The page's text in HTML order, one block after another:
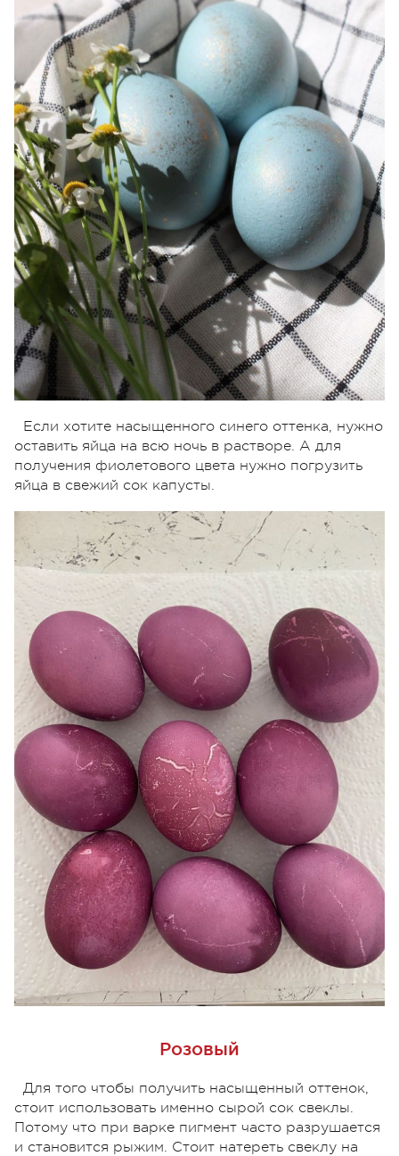
Если хотите насыщенного синего оттенка, нужно
оставить яйца на всю ночь в растворе. А для
получения фиолетового цвета нужно погрузить
яйца в свежий сок капусты.
Розовый
Для того чтобы получить насыщенный оттенок,
стоит использовать именно сырой сок свеклы.
Потому что при варке пигмент часто разрушается
и становится рыжим. Стоит натереть свеклу на